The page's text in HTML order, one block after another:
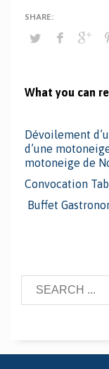
What you can
Dévoilement
d’une
motoneige de
Convocation
Buffet